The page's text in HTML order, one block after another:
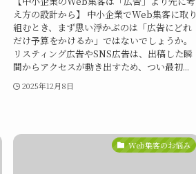
え方の設計から】 中小企業でWeb集客に取り
組むとき、まず思い浮かぶのは「広告にどれ
だけ予算をかけるか」ではないでしょうか。
リスティング広告やSNS広告は、出稿した瞬
間からアクセスが動き出すため、つい最初...
2025年12月8日
Web集客のお悩み